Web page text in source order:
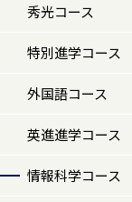
秀光コース
特別進学コース
外国語コース
英進進学コース
情報科学コース